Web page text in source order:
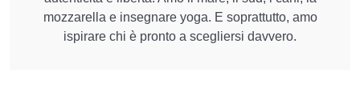
mozzarella e insegnare yoga. E soprattutto, amo
ispirare chi è pronto a scegliersi davvero.